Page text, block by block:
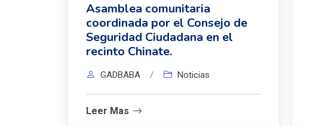
Asamblea comunitaria
coordinada por el Consejo de
Seguridad Ciudadana en el
recinto Chinate.
GADBABA / Noticias
Leer Mas